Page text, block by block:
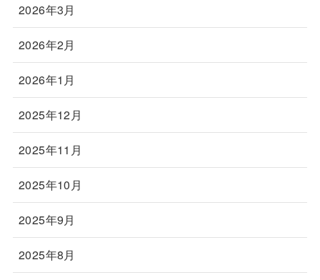
2026年3月
2026年2月
2026年1月
2025年12月
2025年11月
2025年10月
2025年9月
2025年8月